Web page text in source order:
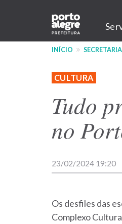
conteúdo
Main
INÍCIO
CULTURA
Tudo
no
23/02/2024 19:20
Os desfiles das
Complexo